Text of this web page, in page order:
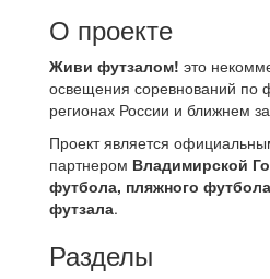
О проекте
Живи футзалом! это
освещения соревнований по
регионах России и ближнем
Проект является
партнером Владимирской
футбола, пляжного
футзала.
Разделы